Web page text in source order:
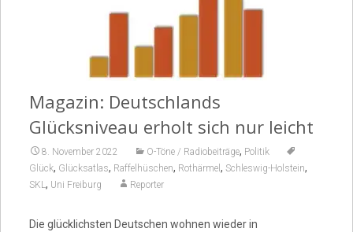
Magazin: Deutschlands
Glücksniveau erholt sich nur leicht
8. November 2022 O-Töne / Radiobeiträge, Politik
Glück, Glücksatlas, Raffelhüschen, Rothärmel , Schleswig-Holstein,
SKL , Uni Freiburg Reporter
Die glücklichsten Deutschen wohnen wieder in